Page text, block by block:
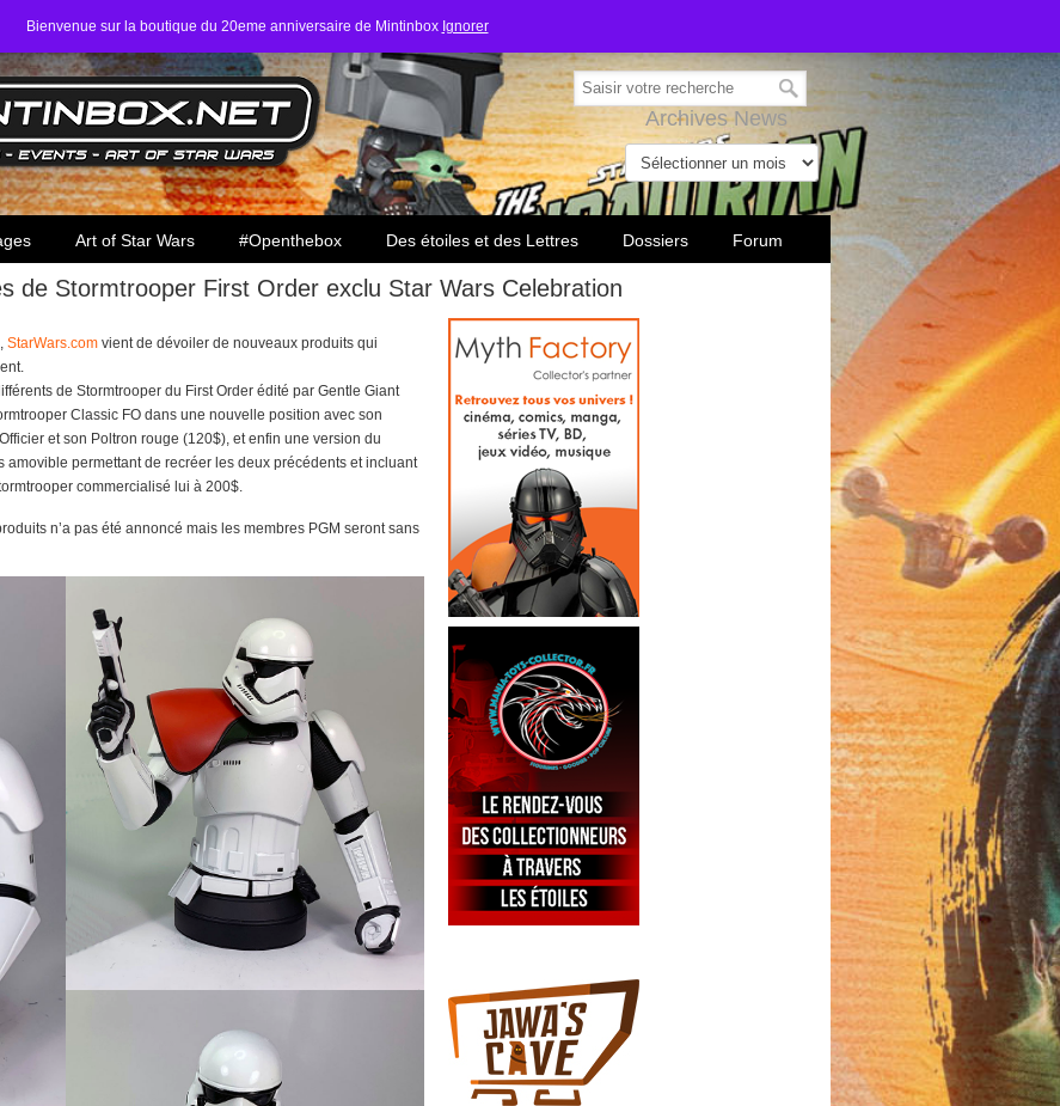
Bienvenue sur la boutique du 20eme anniversaire de Mintinbox Ignorer
Archives News
Art of Star Wars #Openthebox Des étoiles et des Lettres Dossiers Forum
de Stormtrooper First Order exclu Star Wars Celebration
StarWars.com vient de dévoiler de nouveaux produits qui
de Stormtrooper du First Order édité par Gentle Giant
Classic FO dans une nouvelle position avec son
et son Poltron rouge (120$), et enfin une version du
permettant de recréer les deux précédents et incluant
commercialisé lui à 200$.
n’a pas été annoncé mais les membres PGM seront sans